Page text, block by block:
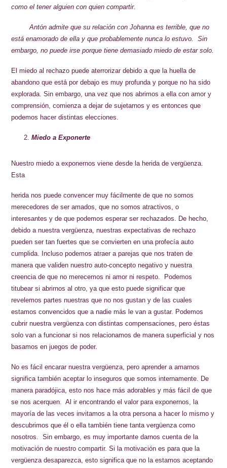
como el tener alguien con quien compartir.
Antón admite que su relación con Johanna es terrible, que no
está enamorado de ella y que probablemente nunca lo estuvo. Sin
embargo, no puede irse porque tiene demasiado miedo de estar solo.
El miedo al rechazo puede aterrorizar debido a que la huella de
abandono que está por debajo es muy profunda y porque no ha sido
explorada. Sin embargo, una vez que nos abrimos a ella con amor y
comprensión, comienza a dejar de sujetarnos y es entonces que
podemos hacer distintas elecciones.
Miedo a Exponerte
Nuestro miedo a exponernos viene desde la herida de vergüenza.
Esta
herida nos puede convencer muy fácilmente de que no somos
merecedores de ser amados, que no somos atractivos, o
interesantes y de que podemos esperar ser rechazados. De hecho,
debido a nuestra vergüenza, nuestras expectativas de rechazo
pueden ser tan fuertes que se convierten en una profecía auto
cumplida. Incluso podemos atraer a parejas que nos traten de
manera que validen nuestro auto-concepto negativo y nuestra
creencia de que no merecemos ni amor ni respeto. Podemos
titubear si abrirnos al otro, ya que esto puede significar que
revelemos partes nuestras que no nos gustan y de las cuales
estamos convencidos que a nadie más le van a gustar. Podemos
cubrir nuestra vergüenza con distintas compensaciones, pero éstas
solo van a funcionar si nos relacionamos de manera superficial y nos
basamos en juegos de poder.
No es fácil encarar nuestra vergüenza, pero aprender a amarnos
significa también aceptar lo inseguros que somos internamente. De
manera paradójica, esto nos hace más adorables y más fácil de que
se nos acerquen. Al ir encontrando el valor para exponernos, la
mayoría de las veces invitamos a la otra persona a hacer lo mismo y
descubrimos que él o ella también tiene tanta vergüenza como
nosotros. Sin embargo, es muy importante darnos cuenta de la
motivación de nuestro compartir. Si la motivación es para que la
vergüenza desaparezca, esto significa que no la estamos aceptando